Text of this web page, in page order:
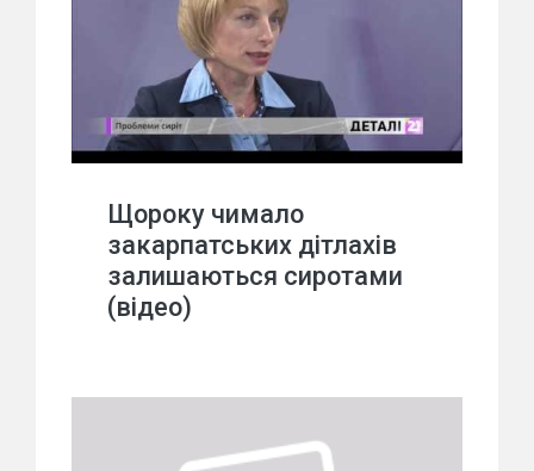
Щороку чимало
закарпатських дітлахів
залишаються сиротами
(відео)